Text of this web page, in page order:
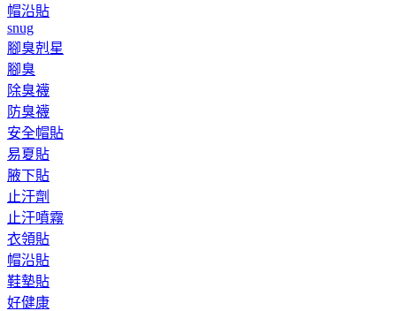
帽沿貼
snug
腳臭剋星
腳臭
除臭襪
防臭襪
安全帽貼
易夏貼
腋下貼
止汗劑
止汗噴霧
衣領貼
帽沿貼
鞋墊貼
好健康